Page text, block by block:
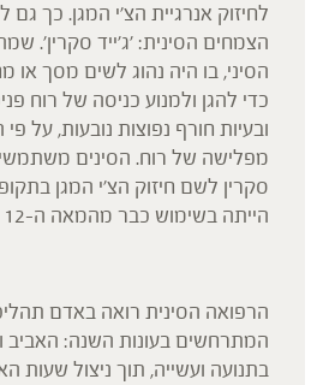
לחיזוק אנרגיית הצ'י המגן. כך גם
הצמחים הסינית: 'ג'ייד סקרין'.
הסיני, בו היה נהוג לשים מסך או
כדי להגן ולמנוע כניסה של רוח
ובעיות חורף נפוצות נובעות, על
מפלישה של רוח. הסינים
סקרין לשם חיזוק הצ'י המגן
הייתה בשימוש כבר מהמאה ה-12 לספירה.
הרפואה הסינית רואה באדם
המתרחשים בעונות השנה: האביב
בתנועה ועשייה, תוך ניצול שעות